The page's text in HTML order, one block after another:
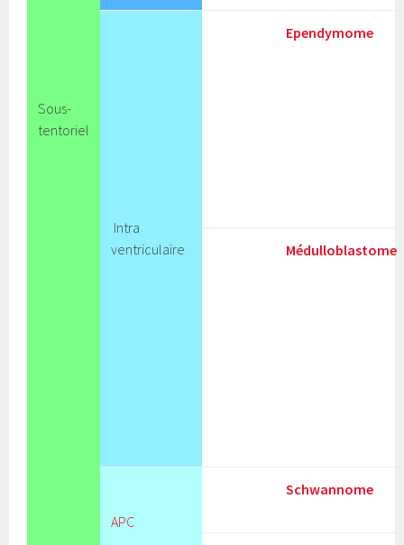
Sous-
tentoriel
Intra
ventriculaire
Ependymome
Médulloblastome
APC
Schwannome